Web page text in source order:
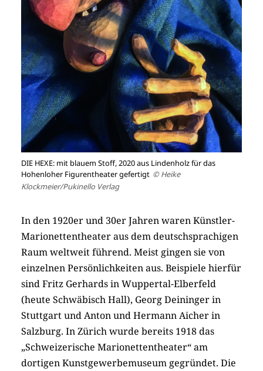
DIE HEXE: mit blauem Stoff, 2020 aus Lindenholz für das
Hohenloher Figurentheater gefertigt © Heike
Klockmeier/Pukinello Verlag
In den 1920er und 30er Jahren waren Künstler-
Marionettentheater aus dem deutschsprachigen
Raum weltweit führend. Meist gingen sie von
einzelnen Persönlichkeiten aus. Beispiele hierfür
sind Fritz Gerhards in Wuppertal-Elberfeld
(heute Schwäbisch Hall), Georg Deininger in
Stuttgart und Anton und Hermann Aicher in
Salzburg. In Zürich wurde bereits 1918 das
„Schweizerische Marionettentheater“ am
dortigen Kunstgewerbemuseum gegründet. Die